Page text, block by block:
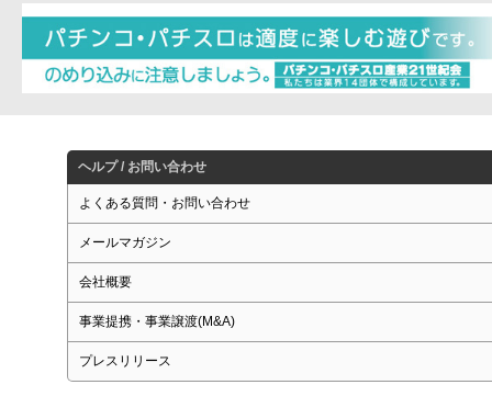
ヘルプ / お問い合わせ
よくある質問・お問い合わせ
メールマガジン
会社概要
事業提携・事業譲渡(M&A)
プレスリリース